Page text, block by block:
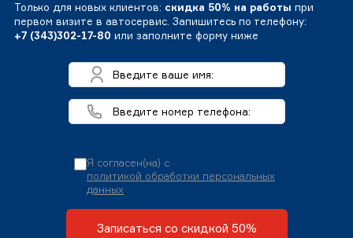
Только для новых клиентов: скидка 50% на работы при
первом визите в автосервис. Запишитесь по телефону:
+7 (343)302-17-80 или заполните форму ниже
Я согласен(на) с
политикой обработки персональных
данных
Записаться со скидкой 50%